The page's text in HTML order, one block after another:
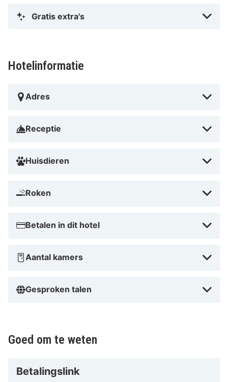
Gratis extra's
Hotelinformatie
Adres
Receptie
Huisdieren
Roken
Betalen in dit hotel
Aantal kamers
Gesproken talen
Goed om te weten
Betalingslink